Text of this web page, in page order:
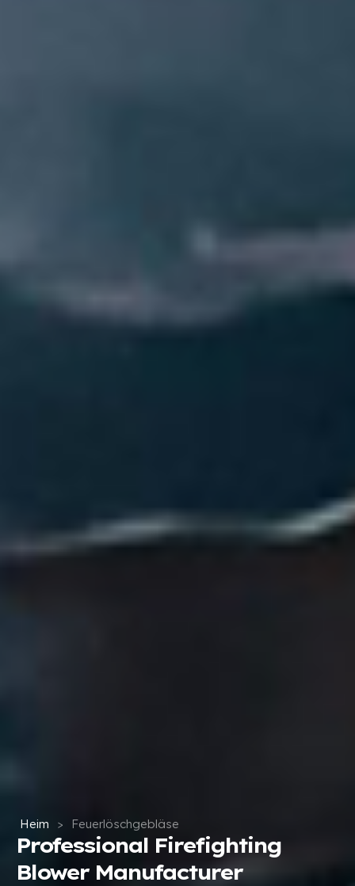
Heim > Feuerlöschgebläse
Professional Firefighting
Blower Manufacturer